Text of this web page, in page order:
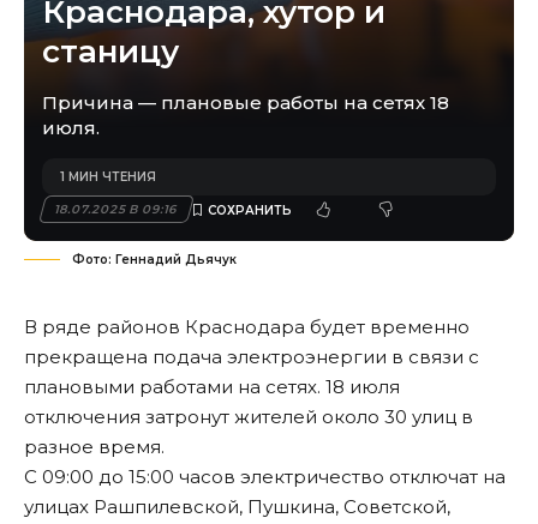
Краснодара, хутор и
станицу
Причина — плановые работы на сетях 18
июля.
18.07.2025 В 09:16
1 МИН ЧТЕНИЯ
Фото: Геннадий Дьячук
В ряде районов Краснодара будет временно
прекращена подача электроэнергии в связи с
плановыми работами на сетях. 18 июля
отключения затронут жителей около 30 улиц в
разное время.
С 09:00 до 15:00 часов электричество отключат на
улицах Рашпилевской, Пушкина, Советской,